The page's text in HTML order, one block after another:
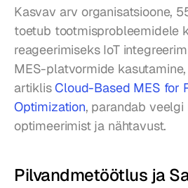
Kasvav arv organisatsioone,
toetub tootmisprobleemidele
reageerimiseks IoT
MES-platvormide
artiklis Cloud-Based MES for
Optimization, parandab veelgi
optimeerimist ja nähtavust.
Pilvandmetöötlus ja